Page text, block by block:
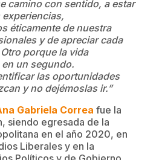
camino con sentido, a estar
éticamente de nuestra
y de apreciar cada
porque la vida
un segundo.
las oportunidades
y no dejémoslas ir.”
Gabriela Correa fue la
siendo egresada de la
en el año 2020, en
Liberales y en la